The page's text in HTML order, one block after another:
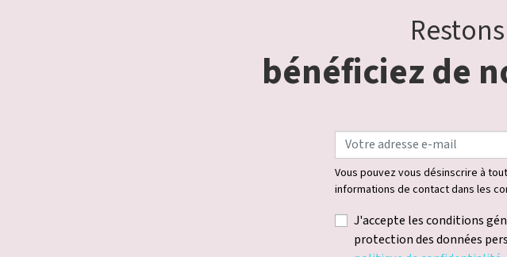
bénéficiez de
Vous pouvez vous désinscrire à
informations de contact dans les
J'accepte les conditions
protection des données